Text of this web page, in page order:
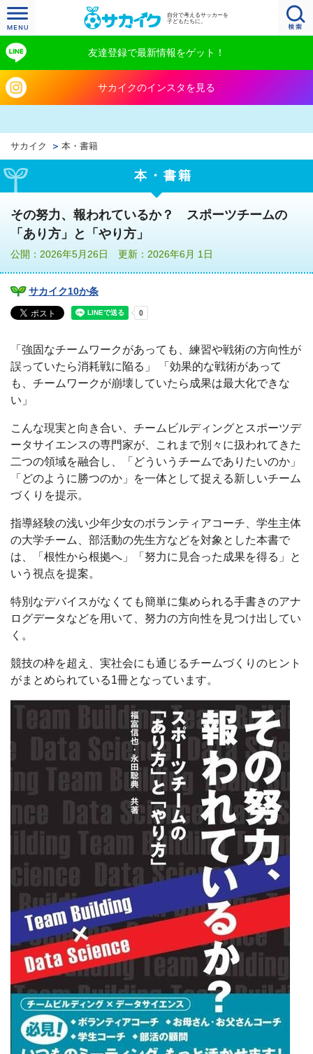
自分で考えるサッカーを
子どもたちに。
友達登録で最新情報をゲット！
サカイクのインスタを見る
サカイク 本・書籍
本・書籍
その努力、報われているか？ スポーツチームの
「あり方」と「やり方」
公開：2026年5月26日 更新：2026年6月 1日
サカイク10か条
「強固なチームワークがあっても、練習や戦術の方向性が
誤っていたら消耗戦に陥る」 「効果的な戦術があって
も、チームワークが崩壊していたら成果は最大化できな
い」
こんな現実と向き合い、チームビルディングとスポーツデ
ータサイエンスの専門家が、これまで別々に扱われてきた
二つの領域を融合し、「どういうチームでありたいのか」
「どのように勝つのか」を一体として捉える新しいチーム
づくりを提示。
指導経験の浅い少年少女のボランティアコーチ、学生主体
の大学チーム、部活動の先生方などを対象とした本書で
は、「根性から根拠へ」「努力に見合った成果を得る」と
いう視点を提案。
特別なデバイスがなくても簡単に集められる手書きのアナ
ログデータなどを用いて、努力の方向性を見つけ出してい
く。
競技の枠を超え、実社会にも通じるチームづくりのヒント
がまとめられている1冊となっています。